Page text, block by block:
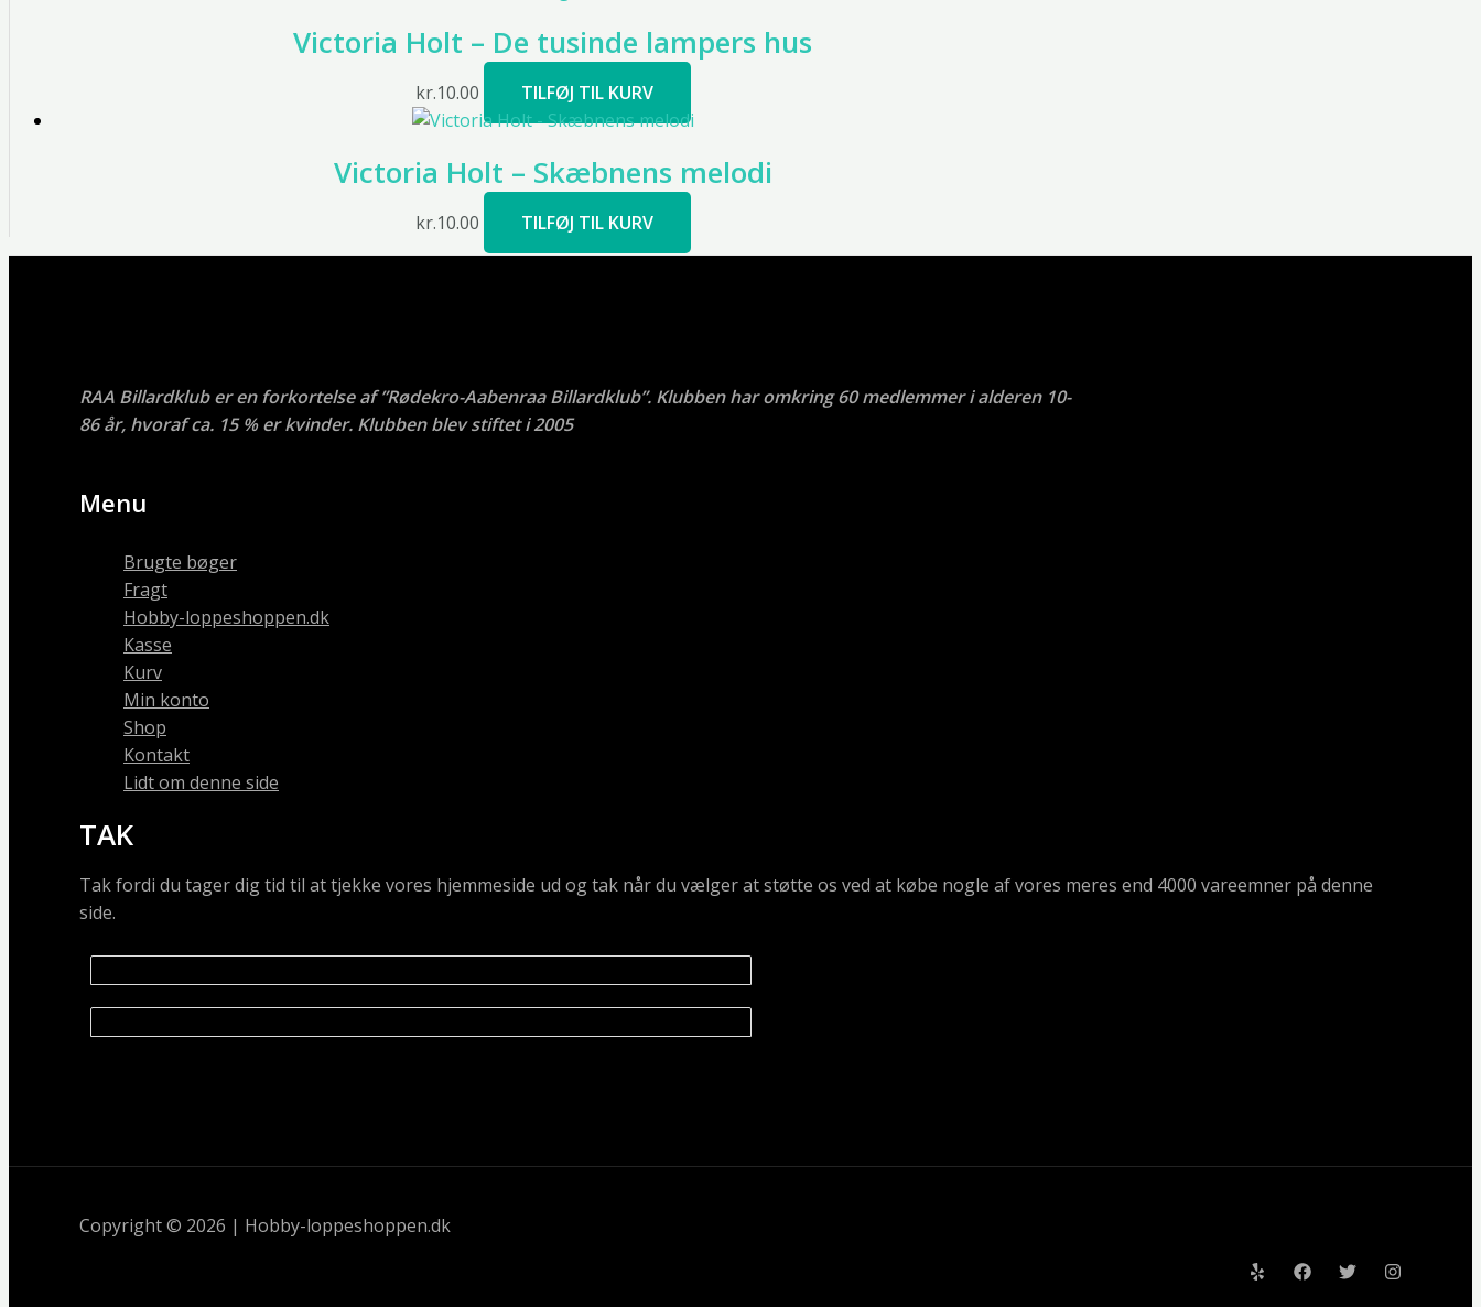
Victoria Holt – De tusinde lampers hus
kr.10.00 TILFØJ TIL KURV
Victoria Holt – Skæbnens melodi
kr.10.00 TILFØJ TIL KURV
RAA Billardklub er en forkortelse af ”Rødekro-Aabenraa Billardklub”. Klubben har omkring 60 medlemmer i alderen 10-
86 år, hvoraf ca. 15 % er kvinder. Klubben blev stiftet i 2005
Menu
Brugte bøger
Fragt
Hobby-loppeshoppen.dk
Kasse
Kurv
Min konto
Shop
Kontakt
Lidt om denne side
TAK
Tak fordi du tager dig tid til at tjekke vores hjemmeside ud og tak når du vælger at støtte os ved at købe nogle af vores meres end 4000 vareemner på denne
side.
Copyright © 2026 | Hobby-loppeshoppen.dk